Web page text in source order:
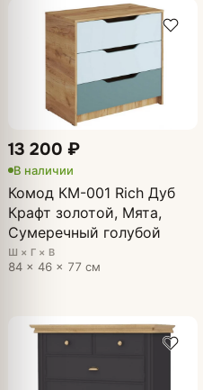
13 200 ₽
В наличии
Комод КМ-001 Rich Дуб
Крафт золотой, Мята,
Сумеречный голубой
Ш × Г × В
84 × 46 × 77 см